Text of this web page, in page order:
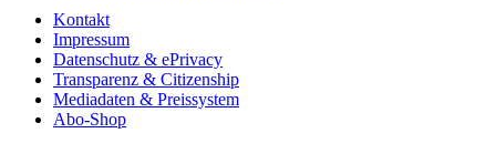
Kontakt
Impressum
Datenschutz & ePrivacy
Transparenz & Citizenship
Mediadaten & Preissystem
Abo-Shop